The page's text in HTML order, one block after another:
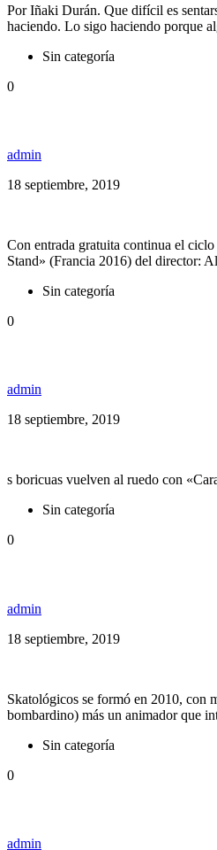
Por Iñaki Durán. Que difícil es
haciendo. Lo sigo haciendo porque
Sin categoría
0
admin
18 septiembre, 2019
Con entrada gratuita continua el
Stand» (Francia 2016) del director:
Sin categoría
0
admin
18 septiembre, 2019
s boricuas vuelven al ruedo con
Sin categoría
0
admin
18 septiembre, 2019
Skatológicos se formó en 2010, con
bombardino) más un animador que
Sin categoría
0
admin